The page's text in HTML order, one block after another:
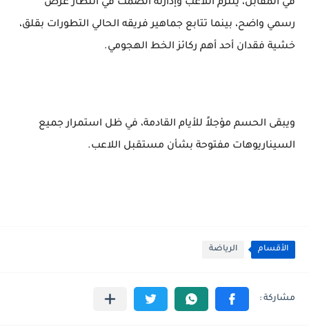
في المقابل، يلتزم اللاعب وإدارته الصمت في انتظار عرض
رسمي واضح، بينما تتابع جماهير فريقه الحالي التطورات بقلق،
خشية فقدان أحد أهم ركائز الخط الهجومي.
ويبقى الحسم مؤجلاً للأيام القادمة، في ظل استمرار جميع
السيناريوهات مفتوحة بشأن مستقبل اللاعب.
الأقسام الرياضة